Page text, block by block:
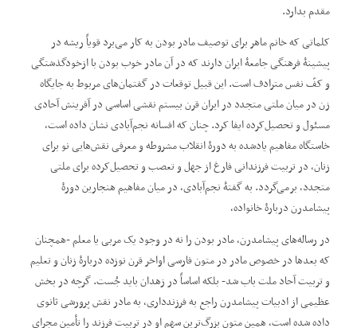
مقدم بدارد.
کلماتی که خانم ماهر برای توصیف مادر بودن به کار می‌برد قویاً ریشه در
پیشینۀ فرهنگی جامعۀ ایران دارند که در آن مادر خوب بودن با ازخودگذشتگی
و کفّ نفس مترادف است. این قبیل توقعات در گفتمان‌های مربوط به جایگاه
زن در میان ملتی متجدد در ایران قرن بیستم نقشی اساسی در آفرینش آحادی
مسئول و تحصیل‌کرده ایفا کرد. چنان که افسانه نجم‌آبادی نشان داده است،
خاستگاه مفاهیم یادشده به دورۀ انقلاب مشروطه و معرفی نقش‌هایی نو برای
زنان، در تربیت فرزندانی فارغ از جهل و تعصب و تحصیل‌کرده برای ملتی
متجدد، برمی‌گردد. به گفتۀ نجم‌آبادی، در میان مفاهیم هنجارین دورۀ
پیشامدرن دربارۀ خانواده،
در رساله‌های پیشامدرن، مادر بودن را نه در وجود یک مربی یا معلم -همچنان
که بعدها در خصوص مادر در متون فارسی اواخر قرن نوزده دربارۀ زنان و تعلیم
و تربیت آحاد ملت باب شد- بلکه اساساً در زهدان باید جُست. گرچه در بخش
عظیمی از ادبیات پیشامدرن راجع به فرزندداری، به مادر نقش پرورشی ثانوی
داده شده است، همین متون بزرگ‌ترین سهم او در تربیت فرزند را تأمین مجرای